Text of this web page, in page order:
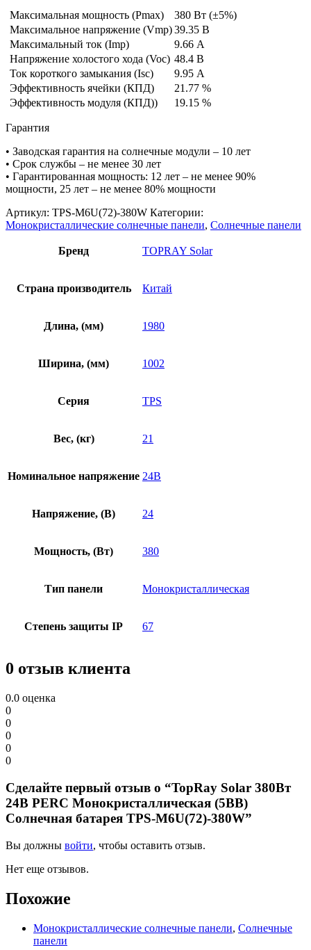
Максимальная мощность (Pmax)
380 Вт (±5%)
Максимальное напряжение (Vmp)39.35 В
Максимальный ток (Imp)
9.66 А
Напряжение холостого хода (Voc) 48.4 В
Ток короткого замыкания (Isc)
9.95 А
Эффективность ячейки (КПД)
21.77 %
Эффективность модуля (КПД))
19.15 %
Гарантия
• Заводская гарантия на солнечные модули – 10 лет
• Срок службы – не менее 30 лет
• Гарантированная мощность: 12 лет – не менее 90%
мощности, 25 лет – не менее 80% мощности
Артикул: TPS-M6U(72)-380W Категории:
Монокристаллические солнечные панели, Солнечные панели
Бренд TOPRAY Solar
Страна производитель Китай
Длина, (мм) 1980
Ширина, (мм) 1002
Серия TPS
Вес, (кг) 21
Номинальное напряжение 24В
Напряжение, (В) 24
Мощность, (Вт) 380
Тип панели Монокристаллическая
Степень защиты IP 67
0 отзыв клиента
0.0 оценка
0
0
0
0
0
Сделайте первый отзыв о “TopRay Solar 380Вт
24В PERC Монокристаллическая (5BB)
Солнечная батарея TPS-M6U(72)-380W”
Вы должны войти, чтобы оставить отзыв.
Нет еще отзывов.
Похожие
Монокристаллические солнечные панели, Солнечные
панели